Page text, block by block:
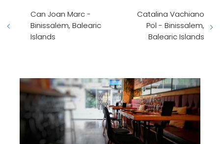
Can Joan Marc -
Binissalem, Balearic
Islands
Catalina Vachiano
Pol - Binissalem,
Balearic Islands